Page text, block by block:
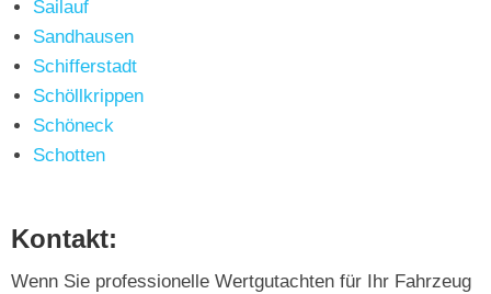
Sailauf
Sandhausen
Schifferstadt
Schöllkrippen
Schöneck
Schotten
Kontakt:
Wenn Sie professionelle Wertgutachten für Ihr Fahrzeug